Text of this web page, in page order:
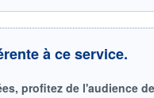
à ce service.
profitez de l'audience